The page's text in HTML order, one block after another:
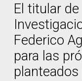
El titular
Federico
para las
planteados